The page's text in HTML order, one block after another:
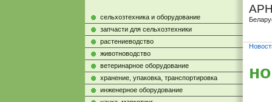
сельхозтехника и оборудование
запчасти для сельхозтехники
растениеводство
животноводство
ветеринарное оборудование
хранение, упаковка, транспортировка
инженерное оборудование